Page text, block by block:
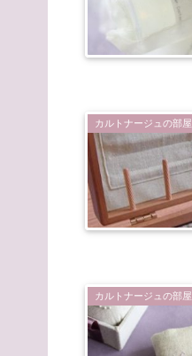
カルトナージュの部屋
カルトナージュの部屋